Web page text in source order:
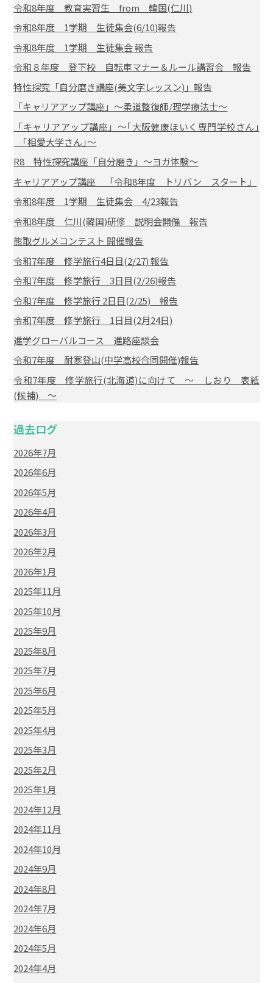
令和8年度 教育実習生 from 韓国(仁川)
令和8年度 1学期 生徒集会(6/10)報告
令和8年度 1学期 生徒集会 報告
令和８年度 登下校 自転車マナー＆ルール講習会 報告
特性探究「自分磨き講座(美文字レッスン)」報告
「キャリアアップ講座」～柔道整復師/理学療法士～
「キャリアアップ講座」～｢大阪健康ほいく専門学校さん｣
｢相愛大学さん｣～
R8 特性探究講座「自分磨き」～ヨガ体験～
キャリアアップ講座 「令和8年度 トリバン スタート」
令和8年度 1学期 生徒集会 4/23報告
令和8年度 仁川(韓国)研修 説明会開催 報告
熊取グルメコンテスト 開催報告
令和7年度 修学旅行4日目(2/27) 報告
令和7年度 修学旅行 3日目(2/26)報告
令和7年度 修学旅行 2日目(2/25) 報告
令和7年度 修学旅行 1日目(2月24日)
進学グローバルコース 進路座談会
令和7年度 耐寒登山(中学高校合同開催)報告
令和7年度 修学旅行(北海道)に向けて ～ しおり 表紙
(候補) ～
過去ログ
2026年7月
2026年6月
2026年5月
2026年4月
2026年3月
2026年2月
2026年1月
2025年11月
2025年10月
2025年9月
2025年8月
2025年7月
2025年6月
2025年5月
2025年4月
2025年3月
2025年2月
2025年1月
2024年12月
2024年11月
2024年10月
2024年9月
2024年8月
2024年7月
2024年6月
2024年5月
2024年4月